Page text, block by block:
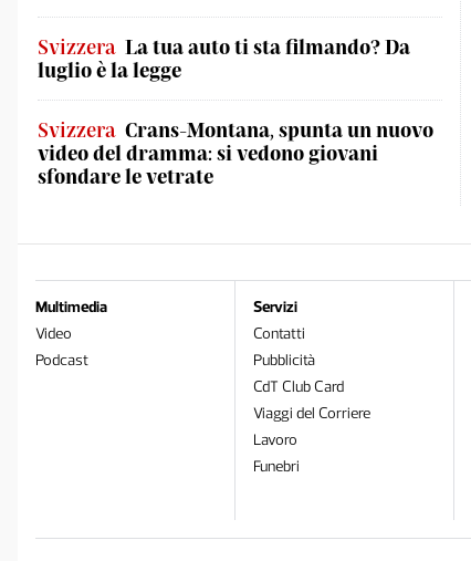
Svizzera La tua auto ti sta filmando? Da
luglio è la legge
Svizzera Crans-Montana, spunta un nuovo
video del dramma: si vedono giovani
sfondare le vetrate
Multimedia
Video
Podcast
Servizi
Contatti
Pubblicità
CdT Club Card
Viaggi del Corriere
Lavoro
Funebri